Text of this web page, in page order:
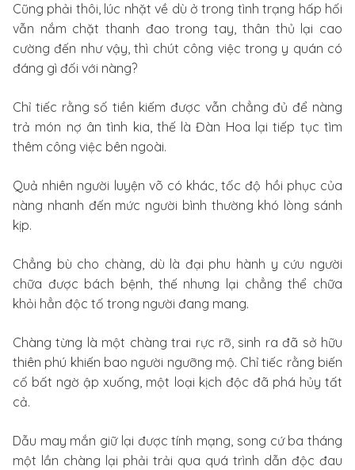
Cũng phải thôi, lúc nhặt về dù ở trong tình trạng hấp hối
vẫn nắm chặt thanh đao trong tay, thân thủ lại cao
cường đến như vậy, thì chút công việc trong y quán có
đáng gì đối với nàng?
Chỉ tiếc rằng số tiền kiếm được vẫn chẳng đủ để nàng
trả món nợ ân tình kia, thế là Đàn Hoa lại tiếp tục tìm
thêm công việc bên ngoài.
Quả nhiên người luyện võ có khác, tốc độ hồi phục của
nàng nhanh đến mức người bình thường khó lòng sánh
kịp.
Chẳng bù cho chàng, dù là đại phu hành y cứu người
chữa được bách bệnh, thế nhưng lại chẳng thể chữa
khỏi hẳn độc tố trong người đang mang.
Chàng từng là một chàng trai rực rỡ, sinh ra đã sở hữu
thiên phú khiến bao người ngưỡng mộ. Chỉ tiếc rằng biến
cố bất ngờ ập xuống, một loại kịch độc đã phá hủy tất
cả.
Dẫu may mắn giữ lại được tính mạng, song cứ ba tháng
một lần chàng lại phải trải qua quá trình dẫn độc đau